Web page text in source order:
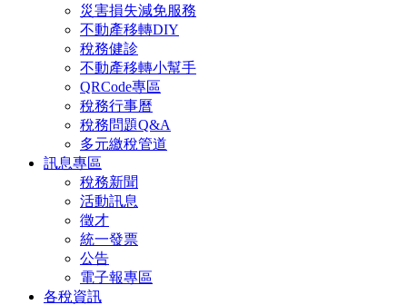
災害損失減免服務
不動產移轉DIY
稅務健診
不動產移轉小幫手
QRCode專區
稅務行事曆
稅務問題Q&A
多元繳稅管道
訊息專區
稅務新聞
活動訊息
徵才
統一發票
公告
電子報專區
各稅資訊